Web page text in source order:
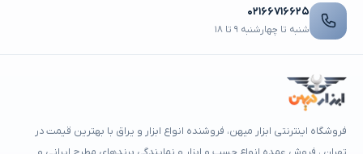
۰۲۱۶۶۷۱۶۶۲۵
شنبه تا چهارشنبه ۹ تا ۱۸
فروشگاه اینترنتی ابزار میهن، فروشنده انواع ابزار و یراق با بهترین قیمت در